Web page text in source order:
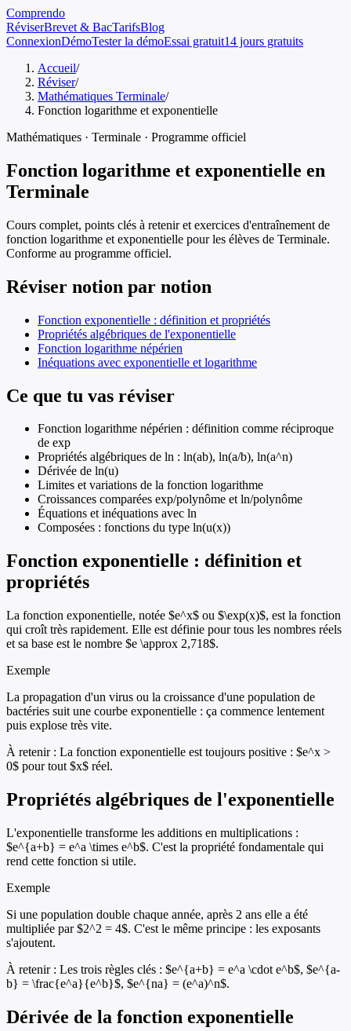
Comprendo
RéviserBrevet & BacTarifsBlog
ConnexionDémoTester la démoEssai gratuit14 jours gratuits
Accueil/
Réviser/
Mathématiques Terminale/
Fonction logarithme et exponentielle
Mathématiques · Terminale · Programme officiel
Fonction logarithme et exponentielle en
Terminale
Cours complet, points clés à retenir et exercices d'entraînement de
fonction logarithme et exponentielle pour les élèves de Terminale.
Conforme au programme officiel.
Réviser notion par notion
Fonction exponentielle : définition et propriétés
Propriétés algébriques de l'exponentielle
Fonction logarithme népérien
Inéquations avec exponentielle et logarithme
Ce que tu vas réviser
Fonction logarithme népérien : définition comme réciproque
de exp
Propriétés algébriques de ln : ln(ab), ln(a/b), ln(a^n)
Dérivée de ln(u)
Limites et variations de la fonction logarithme
Croissances comparées exp/polynôme et ln/polynôme
Équations et inéquations avec ln
Composées : fonctions du type ln(u(x))
Fonction exponentielle : définition et
propriétés
La fonction exponentielle, notée $e^x$ ou $\exp(x)$, est la fonction
qui croît très rapidement. Elle est définie pour tous les nombres réels
et sa base est le nombre $e \approx 2,718$.
Exemple
La propagation d'un virus ou la croissance d'une population de
bactéries suit une courbe exponentielle : ça commence lentement
puis explose très vite.
À retenir : La fonction exponentielle est toujours positive : $e^x >
0$ pour tout $x$ réel.
Propriétés algébriques de l'exponentielle
L'exponentielle transforme les additions en multiplications :
$e^{a+b} = e^a \times e^b$. C'est la propriété fondamentale qui
rend cette fonction si utile.
Exemple
Si une population double chaque année, après 2 ans elle a été
multipliée par $2^2 = 4$. C'est le même principe : les exposants
s'ajoutent.
À retenir : Les trois règles clés : $e^{a+b} = e^a \cdot e^b$, $e^{a-
b} = \frac{e^a}{e^b}$, $e^{na} = (e^a)^n$.
Dérivée de la fonction exponentielle